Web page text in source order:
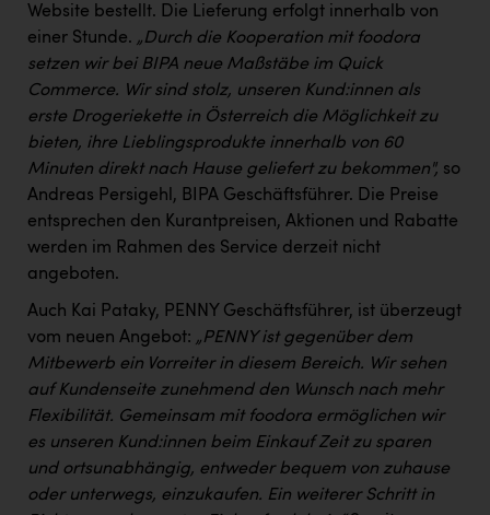
TCL
TGW Logistics
TRAILOMAT & Cycling Austria
VERITAS
Vier Diamanten
Vorlagenportal
Wir besiegen Krebs
Wirtschaftskammer OÖ
ZGONC
ZULuft - Zukunft Luft Austria
z.l.ö.
Österreichisches Hebammengremium
Website bestellt. Die Lieferung erfolgt innerhalb von
einer Stunde. „Durch die Kooperation mit foodora
setzen wir bei BIPA neue Maßstäbe im Quick
Commerce. Wir sind stolz, unseren Kund:innen als
erste Drogeriekette in Österreich die Möglichkeit zu
bieten, ihre Lieblingsprodukte innerhalb von 60
Minuten direkt nach Hause geliefert zu bekommen", so
Andreas Persigehl, BIPA Geschäftsführer. Die Preise
entsprechen den Kurantpreisen, Aktionen und Rabatte
werden im Rahmen des Service derzeit nicht
angeboten.
Auch Kai Pataky, PENNY Geschäftsführer, ist überzeugt
vom neuen Angebot: „PENNY ist gegenüber dem
Mitbewerb ein Vorreiter in diesem Bereich. Wir sehen
auf Kundenseite zunehmend den Wunsch nach mehr
Flexibilität. Gemeinsam mit foodora ermöglichen wir
es unseren Kund:innen beim Einkauf Zeit zu sparen
und ortsunabhängig, entweder bequem von zuhause
oder unterwegs, einzukaufen. Ein weiterer Schritt in